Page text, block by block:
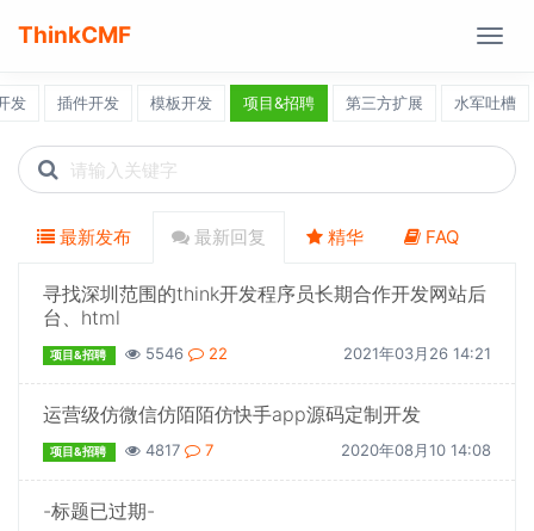
ThinkCMF
发 插件开发 模板开发 项目&招聘 第三方扩展 水军吐槽
Search
icons
最新发布 最新回复 精华 FAQ
寻找深圳范围的think开发程序员长期合作开发网站后
台、html
项目&招聘 5546 22 2021年03月26 14:21
运营级仿微信仿陌陌仿快手app源码定制开发
项目&招聘 4817 7 2020年08月10 14:08
-标题已过期-